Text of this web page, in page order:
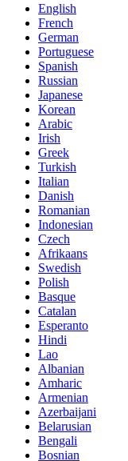
English
French
German
Portuguese
Spanish
Russian
Japanese
Korean
Arabic
Irish
Greek
Turkish
Italian
Danish
Romanian
Indonesian
Czech
Afrikaans
Swedish
Polish
Basque
Catalan
Esperanto
Hindi
Lao
Albanian
Amharic
Armenian
Azerbaijani
Belarusian
Bengali
Bosnian